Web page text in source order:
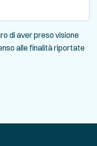
di aver preso visione
alle finalità riportate